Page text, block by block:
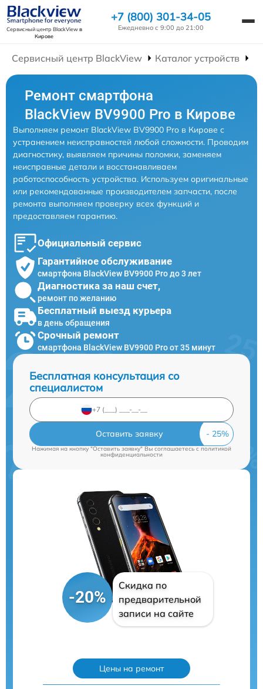
Сервисный центр BlackViewв
Кирове
+7 (800) 301-34-05
Ежедневно с 9:00 до 21:00
Сервисный центр BlackView Каталог устройств
Ремонт смартфона
BlackView BV9900 Pro в Кирове
Выполняем ремонт BlackView BV9900 Pro в Кирове с
устранением неисправностей любой сложности. Проводим
диагностику, выявляем причины поломки, заменяем
неисправные детали и восстанавливаем
работоспособность устройства. Используем оригинальные
или рекомендованные производителем запчасти, после
ремонта выполняем проверку всех функций и
предоставляем гарантию.
Официальный сервис
Гарантийное обслуживание
смартфона BlackView BV9900 Pro до 3 лет
Диагностика за наш счет,
ремонт по желанию
Бесплатный выезд курьера
в день обращения
Срочный ремонт
смартфона BlackView BV9900 Pro от 35 минут
Бесплатная консультация со
специалистом
Оставить заявку
Нажимая на кнопку "Оставить заявку" Вы соглашаетесь cполитикой
конфиденциальности
-20%
Скидка по
предварительной
записи на сайте
Цены на ремонт